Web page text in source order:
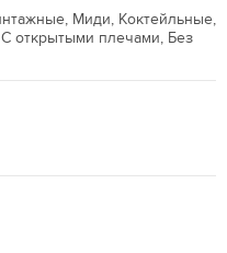
Миди, Коктейльные,
открытыми плечами, Без